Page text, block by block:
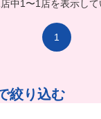
中1 〜1店を表示して
1
絞り込む